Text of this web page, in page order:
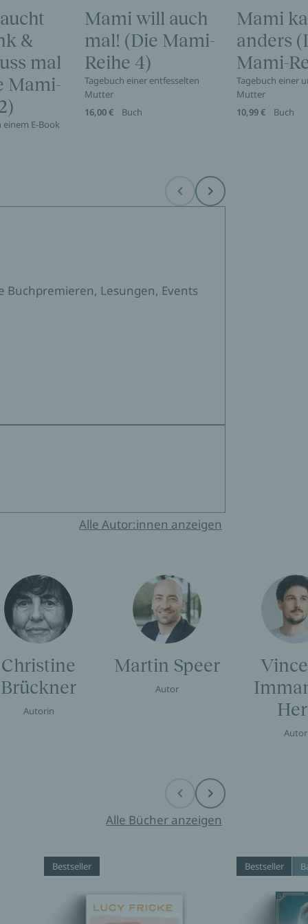
&
mal
Mami-
einem E-Book
Mami will auch
mal! (Die Mami-
Reihe 4)
Tagebuch einer entfesselten
Mutter
16,00 €
Buch
Mami
anders
Mami-
Tagebuch einer
Mutter
10,99 €
Buch
Before Next
Buchpremieren, Lesungen, Events
Alle Autor:innen anzeigen
Christine
Brückner
Autorin
Martin Speer
Autor
Autor
Before Next
Alle Bücher anzeigen
Bestseller Bestseller